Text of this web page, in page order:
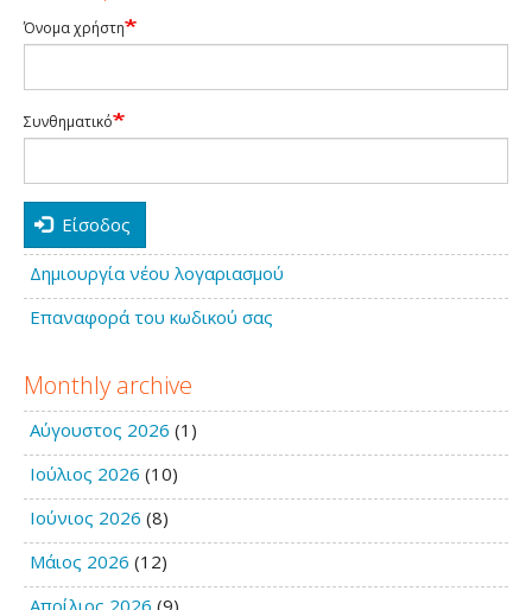
Όνομα χρήστη
Συνθηματικό
Είσοδος
Δημιουργία νέου λογαριασμού
Επαναφορά του κωδικού σας
Monthly archive
Αύγουστος 2026 (1)
Ιούλιος 2026 (10)
Ιούνιος 2026 (8)
Μάιος 2026 (12)
Απρίλιος 2026 (9)